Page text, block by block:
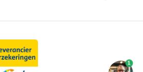
1